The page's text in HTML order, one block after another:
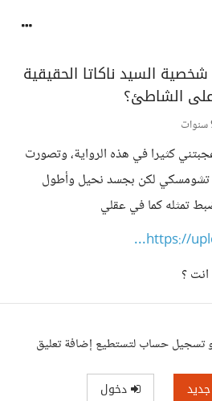
السيد ناكاتا الحقيقية
الشاطئ؟
كثيرا في هذه الرواية، وتصورت
تشومسكي لكن بجسد نحيل وأطول
تمثله كما في عقلي
https://
؟
تسجيل حساب لتستطيع إضافة تعليق
دخول